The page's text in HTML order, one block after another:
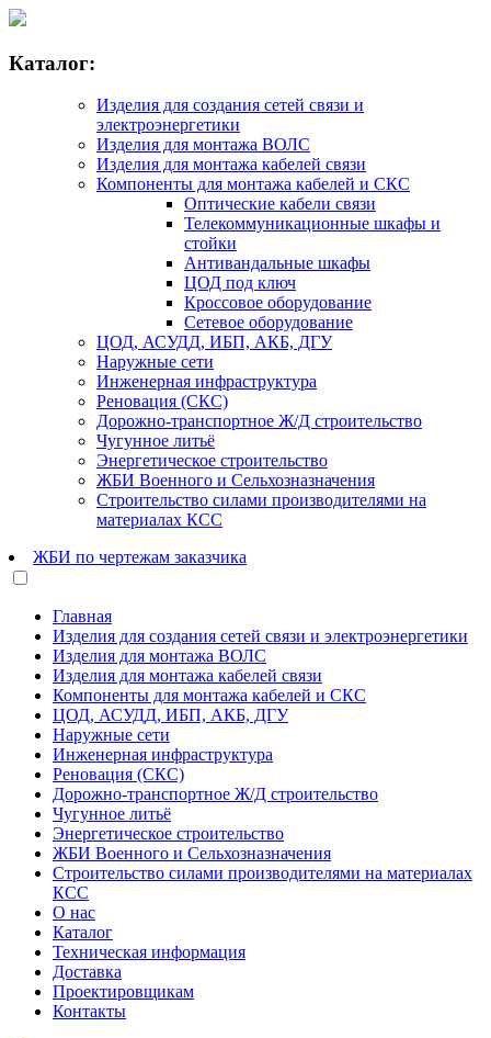
Каталог:
Изделия для создания сетей связи и
электроэнергетики
Изделия для монтажа ВОЛС
Изделия для монтажа кабелей связи
Компоненты для монтажа кабелей и СКС
Оптические кабели связи
Телекоммуникационные шкафы и
стойки
Антивандальные шкафы
ЦОД под ключ
Кроссовое оборудование
Сетевое оборудование
ЦОД, АСУДД, ИБП, АКБ, ДГУ
Наружные сети
Инженерная инфраструктура
Реновация (СКС)
Дорожно-транспортное Ж/Д строительство
Чугунное литьё
Энергетическое строительство
ЖБИ Военного и Сельхозназначения
Строительство силами производителями на
материалах КСС
ЖБИ по чертежам заказчика
Главная
Изделия для создания сетей связи и электроэнергетики
Изделия для монтажа ВОЛС
Изделия для монтажа кабелей связи
Компоненты для монтажа кабелей и СКС
ЦОД, АСУДД, ИБП, АКБ, ДГУ
Наружные сети
Инженерная инфраструктура
Реновация (СКС)
Дорожно-транспортное Ж/Д строительство
Чугунное литьё
Энергетическое строительство
ЖБИ Военного и Сельхозназначения
Строительство силами производителями на материалах
КСС
О нас
Каталог
Техническая информация
Доставка
Проектировщикам
Контакты